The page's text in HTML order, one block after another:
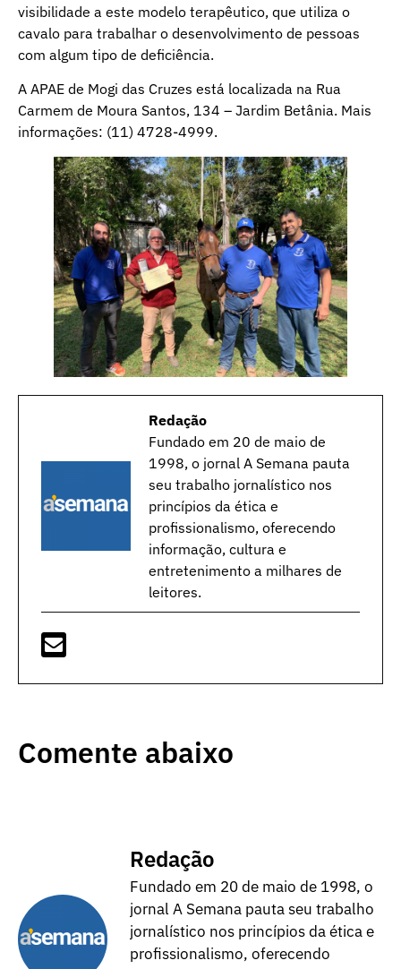
visibilidade a este modelo terapêutico, que utiliza o
cavalo para trabalhar o desenvolvimento de pessoas
com algum tipo de deficiência.
A APAE de Mogi das Cruzes está localizada na Rua
Carmem de Moura Santos, 134 – Jardim Betânia. Mais
informações: (11) 4728-4999.
Redação
Fundado em 20 de maio de
1998, o jornal A Semana pauta
seu trabalho jornalístico nos
princípios da ética e
profissionalismo, oferecendo
informação, cultura e
entretenimento a milhares de
leitores.
Comente abaixo
Redação
Fundado em 20 de maio de 1998, o
jornal A Semana pauta seu trabalho
jornalístico nos princípios da ética e
profissionalismo, oferecendo